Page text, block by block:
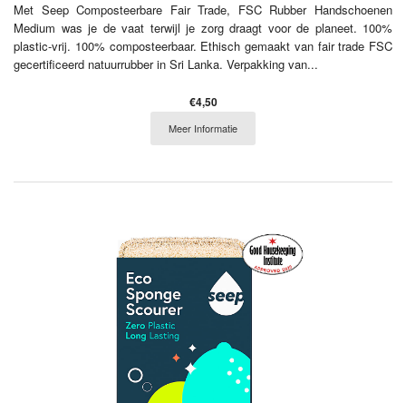
Met Seep Composteerbare Fair Trade, FSC Rubber Handschoenen
Medium was je de vaat terwijl je zorg draagt voor de planeet. 100%
plastic-vrij. 100% composteerbaar. Ethisch gemaakt van fair trade FSC
gecertificeerd natuurrubber in Sri Lanka. Verpakking van...
€4,50
Meer Informatie